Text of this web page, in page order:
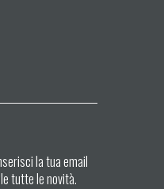
la tua email
tutte le novità.